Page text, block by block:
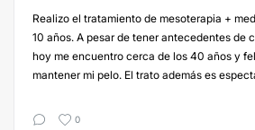
Realizo el tratamiento de mesoterapia +
10 años. A pesar de tener antecedentes de
hoy me encuentro cerca de los 40 años y
mantener mi pelo. El trato además es
0